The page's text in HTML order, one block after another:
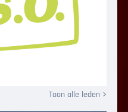
Toon alle leden